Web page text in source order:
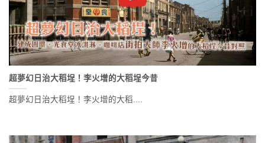
超夢幻日治大稻埕！李火增的大稻埕今昔
超夢幻日治大稻埕！李火增的大稻....